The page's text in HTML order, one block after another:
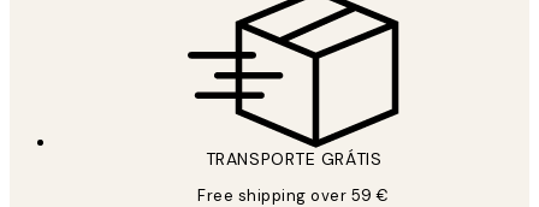
TRANSPORTE GRÁTIS
Free shipping over 59 €